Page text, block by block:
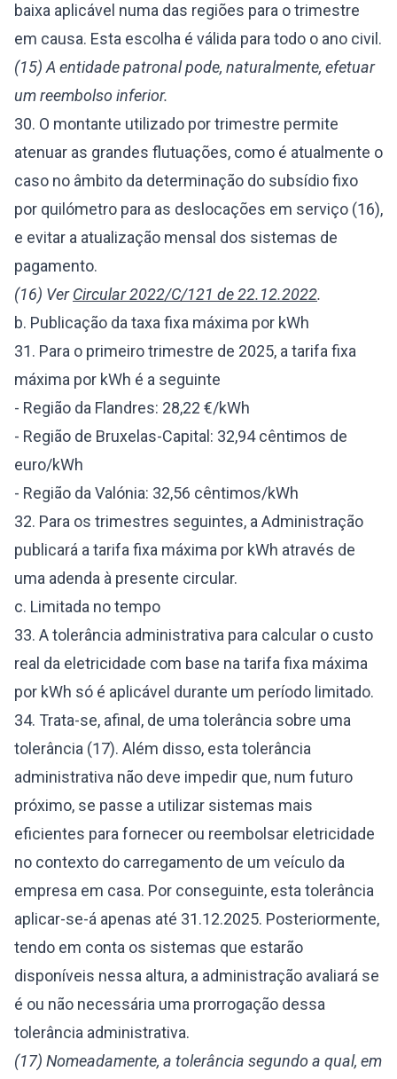
baixa aplicável numa das regiões para o trimestre
em causa. Esta escolha é válida para todo o ano civil.
(15) A entidade patronal pode, naturalmente, efetuar
um reembolso inferior.
30. O montante utilizado por trimestre permite
atenuar as grandes flutuações, como é atualmente o
caso no âmbito da determinação do subsídio fixo
por quilómetro para as deslocações em serviço (16),
e evitar a atualização mensal dos sistemas de
pagamento.
(16) VerCircular 2022/C/121 de 22.12.2022.
b. Publicação da taxa fixa máxima por kWh
31. Para o primeiro trimestre de 2025, a tarifa fixa
máxima por kWh é a seguinte
- Região da Flandres: 28,22 €/kWh
- Região de Bruxelas-Capital: 32,94 cêntimos de
euro/kWh
- Região da Valónia: 32,56 cêntimos/kWh
32. Para os trimestres seguintes, a Administração
publicará a tarifa fixa máxima por kWh através de
uma adenda à presente circular.
c. Limitada no tempo
33. A tolerância administrativa para calcular o custo
real da eletricidade com base na tarifa fixa máxima
por kWh só é aplicável durante um período limitado.
34. Trata-se, afinal, de uma tolerância sobre uma
tolerância (17). Além disso, esta tolerância
administrativa não deve impedir que, num futuro
próximo, se passe a utilizar sistemas mais
eficientes para fornecer ou reembolsar eletricidade
no contexto do carregamento de um veículo da
empresa em casa. Por conseguinte, esta tolerância
aplicar-se-á apenas até 31.12.2025. Posteriormente,
tendo em conta os sistemas que estarão
disponíveis nessa altura, a administração avaliará se
é ou não necessária uma prorrogação dessa
tolerância administrativa.
(17) Nomeadamente, a tolerância segundo a qual, em